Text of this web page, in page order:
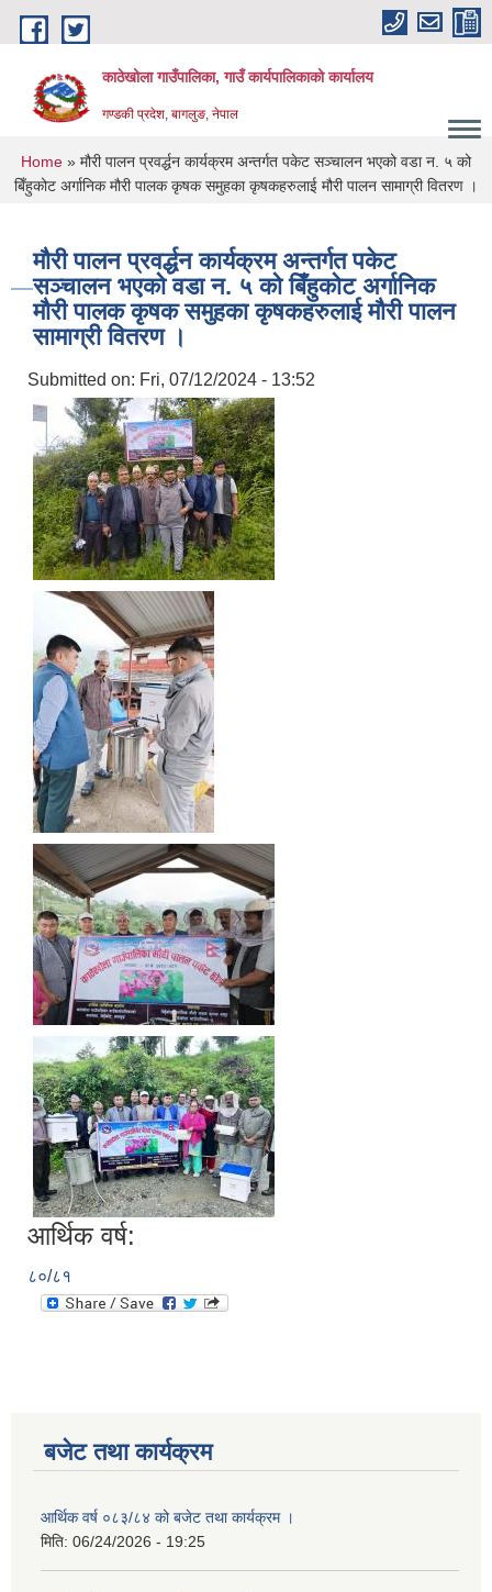
Skip to main content
काठेखोला गाउँपालिका, गाउँ कार्यपालिकाको कार्यालय
गण्डकी प्रदेश, बागलुङ, नेपाल
You are here
Home » मौरी पालन प्रवर्द्धन कार्यक्रम अन्तर्गत पकेट सञ्चालन भएको वडा न. ५ को
बिँहुकोट अर्गानिक मौरी पालक कृषक समुहका कृषकहरुलाई मौरी पालन सामाग्री वितरण ।
मौरी पालन प्रवर्द्धन कार्यक्रम अन्तर्गत पकेट
सञ्चालन भएको वडा न. ५ को बिँहुकोट अर्गानिक
मौरी पालक कृषक समुहका कृषकहरुलाई मौरी पालन
सामाग्री वितरण ।
Submitted on: Fri, 07/12/2024 - 13:52
आर्थिक वर्ष:
८०/८१
बजेट तथा कार्यक्रम
आर्थिक वर्ष ०८३/८४ को बजेट तथा कार्यक्रम ।
मिति: 06/24/2026 - 19:25